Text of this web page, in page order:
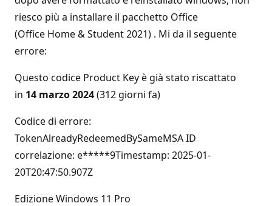
riesco più a installare il pacchetto Office
(Office Home & Student 2021) . Mi da il seguente
errore:
Questo codice Product Key è già stato riscattato
in 14 marzo 2024(312 giorni fa)
Codice di errore:
TokenAlreadyRedeemedBySameMSA ID
correlazione: e*****9Timestamp: 2025-01-
20T20:47:50.907Z
Edizione Windows 11 Pro